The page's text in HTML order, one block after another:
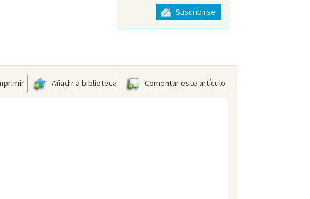
Suscribirse
Añadir a biblioteca Comentar este artículo